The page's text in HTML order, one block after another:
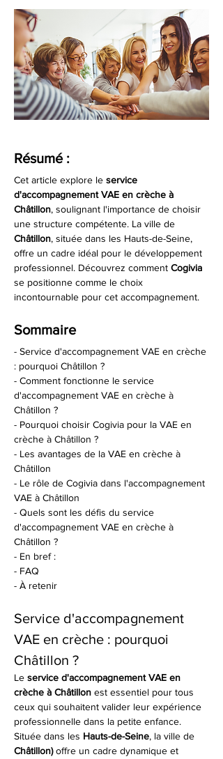
Résumé :
Cet article explore le service
d'accompagnement VAE en crèche à
Châtillon, soulignant l'importance de choisir
une structure compétente. La ville de
Châtillon, située dans les Hauts-de-Seine,
offre un cadre idéal pour le développement
professionnel. Découvrez comment Cogivia
se positionne comme le choix
incontournable pour cet accompagnement.
Sommaire
- Service d'accompagnement VAE en crèche
: pourquoi Châtillon ?
- Comment fonctionne le service
d'accompagnement VAE en crèche à
Châtillon ?
- Pourquoi choisir Cogivia pour la VAE en
crèche à Châtillon ?
- Les avantages de la VAE en crèche à
Châtillon
- Le rôle de Cogivia dans l'accompagnement
VAE à Châtillon
- Quels sont les défis du service
d'accompagnement VAE en crèche à
Châtillon ?
- En bref :
- FAQ
- À retenir
Service d'accompagnement
VAE en crèche : pourquoi
Châtillon ?
Le service d'accompagnement VAE en
crèche à Châtillon est essentiel pour tous
ceux qui souhaitent valider leur expérience
professionnelle dans la petite enfance.
Située dans les Hauts-de-Seine, la ville de
Châtillon) offre un cadre dynamique et